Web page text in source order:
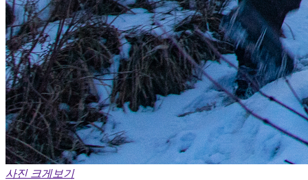
사진 크게보기